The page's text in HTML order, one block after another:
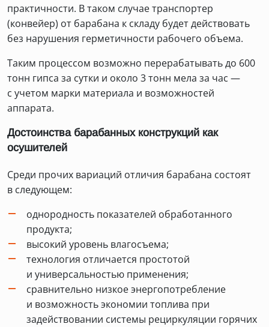
практичности. В таком случае транспортер
(конвейер) от барабана к складу будет действовать
без нарушения герметичности рабочего объема.
Таким процессом возможно перерабатывать до 600
тонн гипса за сутки и около 3 тонн мела за час —
с учетом марки материала и возможностей
аппарата.
Достоинства барабанных конструкций как
осушителей
Среди прочих вариаций отличия барабана состоят
в следующем:
однородность показателей обработанного
продукта;
высокий уровень влагосъема;
технология отличается простотой
и универсальностью применения;
сравнительно низкое энергопотребление
и возможность экономии топлива при
задействовании системы рециркуляции горячих